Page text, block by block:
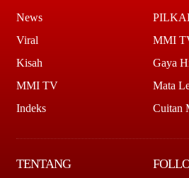
News
Viral
Kisah
MMI TV
Indeks
MMI
Gaya
Mata
Cuitan
TENTANG